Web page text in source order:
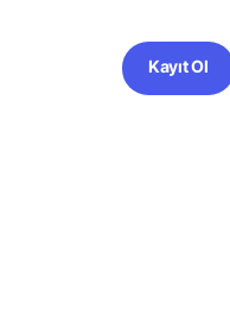
Kayıt Ol